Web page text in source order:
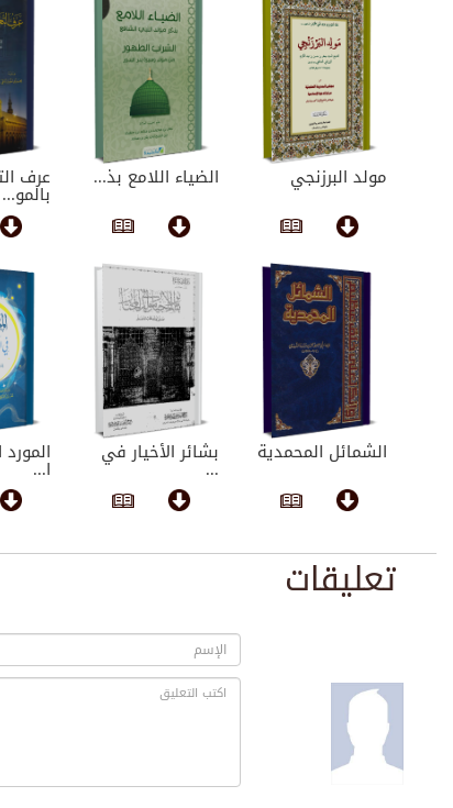
مولد البرزنجي الضياء اللامع بذ... عرف
بالمو...
الشمائل المحمدية بشائر الأخيار في
... ا...
تعليقات